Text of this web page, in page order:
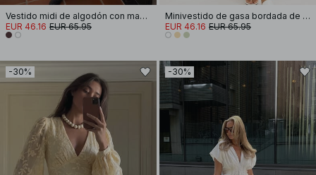
Vestido midi de algodón con mangas cortas y plisados
EUR 46.16 EUR 65.95
Minivestido de gasa bordada de manga larga
EUR 46.16 EUR 65.95
-30% -30%